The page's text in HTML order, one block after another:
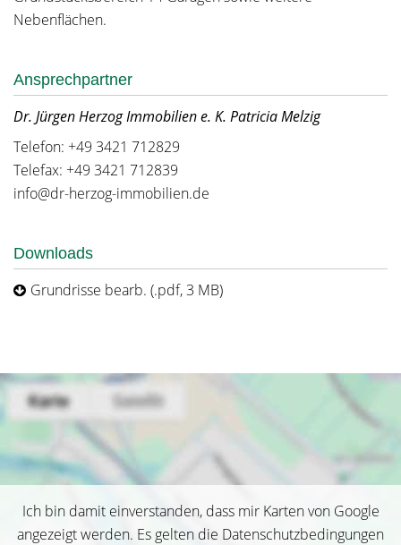
Nebenflächen.
Ansprechpartner
Dr. Jürgen Herzog Immobilien e. K. Patricia Melzig
Telefon: +49 3421 712829
Telefax: +49 3421 712839
info@dr-herzog-immobilien.de
Downloads
Grundrisse bearb. (.pdf, 3 MB)
Ich bin damit einverstanden, dass mir Karten von Google
angezeigt werden. Es gelten die Datenschutzbedingungen